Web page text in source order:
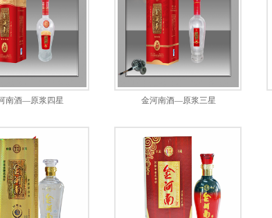
南酒—原浆四星 金河南酒—原浆三星